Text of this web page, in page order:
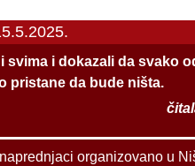
svima i dokazali da svako
pristane da bude ništa.
naprednjaci organizovano u